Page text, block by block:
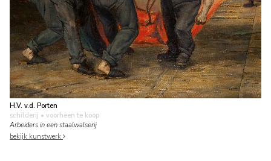
H.V. v.d. Porten
schilderij • voorheen te koop
Arbeiders in een staalwalserij
bekijk kunstwerk